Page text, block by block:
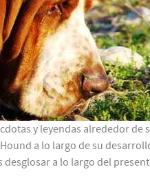
y leyendas alrededor de
a lo largo de su
a lo largo del